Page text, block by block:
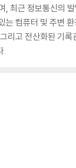
, 최근 정보통신의
는 컴퓨터 및 주변
리고 전산화된 기록
.